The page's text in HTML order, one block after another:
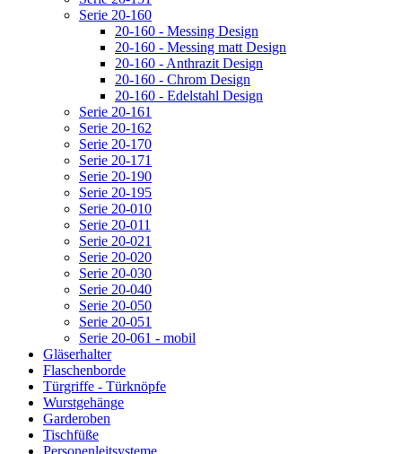
Serie 20-160
20-160 - Messing Design
20-160 - Messing matt Design
20-160 - Anthrazit Design
20-160 - Chrom Design
20-160 - Edelstahl Design
Serie 20-161
Serie 20-162
Serie 20-170
Serie 20-171
Serie 20-190
Serie 20-195
Serie 20-010
Serie 20-011
Serie 20-021
Serie 20-020
Serie 20-030
Serie 20-040
Serie 20-050
Serie 20-051
Serie 20-061 - mobil
Gläserhalter
Flaschenborde
Türgriffe - Türknöpfe
Wurstgehänge
Garderoben
Tischfüße